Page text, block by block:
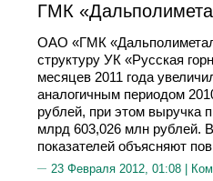
ГМК
ОАО «ГМК
структуру УК «Русская
месяцев 2011 года
аналогичным периодом
рублей, при этом выручка
млрд 603,026 млн рублей.
показателей объясняют
23 Февраля 2012, 01:08 |